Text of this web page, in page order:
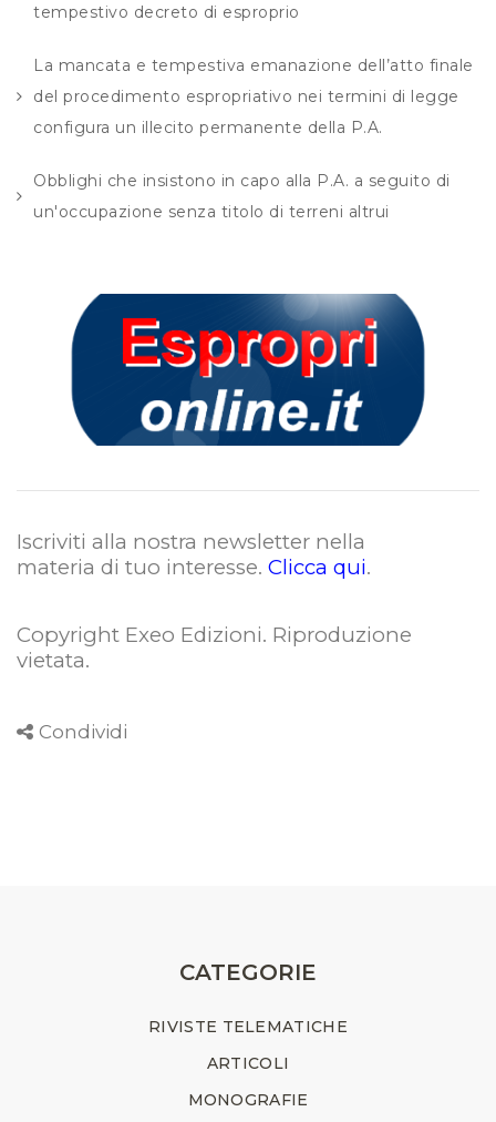
tempestivo decreto di esproprio
La mancata e tempestiva emanazione dell’atto finale
del procedimento espropriativo nei termini di legge
configura un illecito permanente della P.A.
Obblighi che insistono in capo alla P.A. a seguito di
un'occupazione senza titolo di terreni altrui
Iscriviti alla nostra newsletter nella
materia di tuo interesse. Clicca qui.
Copyright Exeo Edizioni. Riproduzione
vietata.
Condividi
CATEGORIE
RIVISTE TELEMATICHE
ARTICOLI
MONOGRAFIE